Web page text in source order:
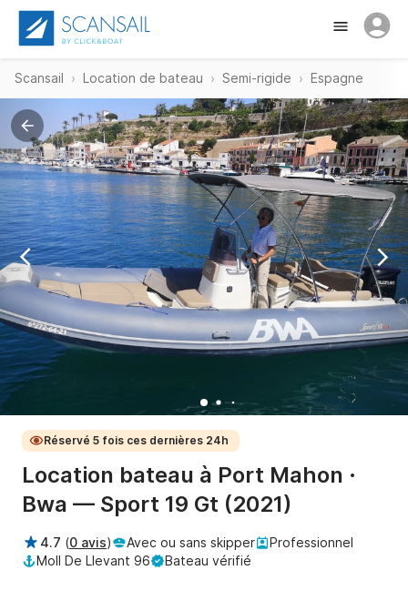
Scansail Location de bateau Semi-rigide Espagne
Réservé 5 fois ces dernières 24h
Location bateau à Port Mahon ·
Bwa — Sport 19 Gt (2021)
4.7 (0 avis) Avec ou sans skipper
Professionnel
Moll De Llevant 96
Bateau vérifié